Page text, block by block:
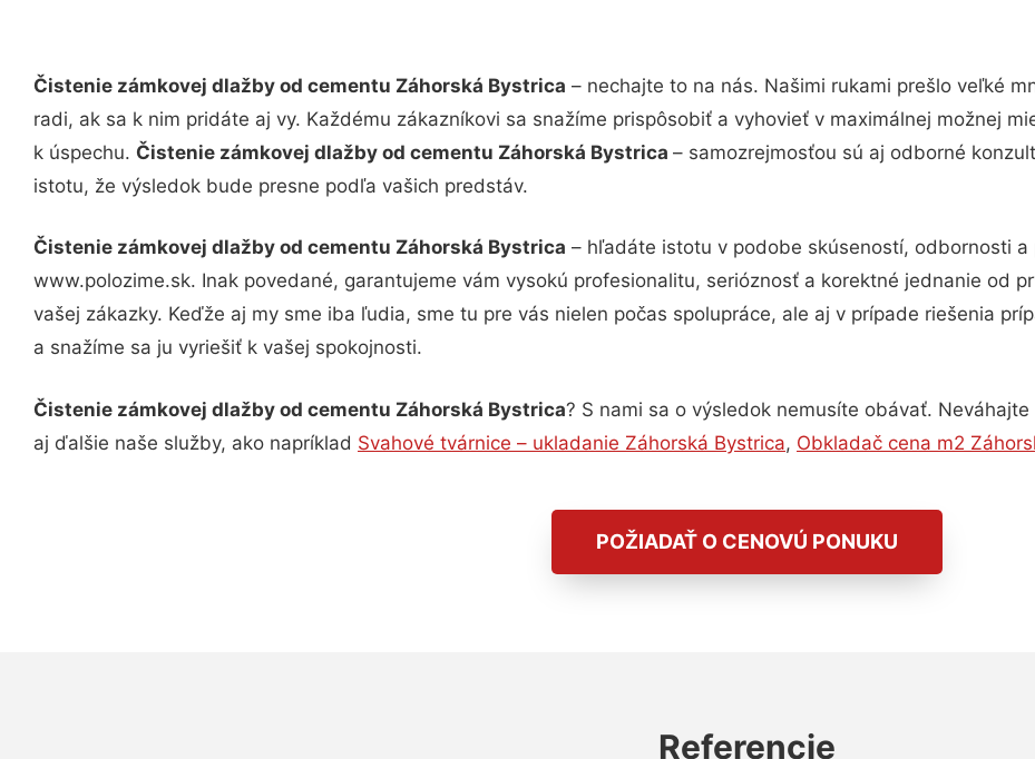
Čistenie zámkovej dlažby od cementu Záhorská Bystrica – nechajte to na nás. Našimi rukami prešlo veľké
radi, ak sa k nim pridáte aj vy. Každému zákazníkovi sa snažíme prispôsobiť a vyhovieť v maximálnej možnej
k úspechu. Čistenie zámkovej dlažby od cementu Záhorská Bystrica – samozrejmosťou sú aj odborné
istotu, že výsledok bude presne podľa vašich predstáv.
Čistenie zámkovej dlažby od cementu Záhorská Bystrica – hľadáte istotu v podobe skúseností, odbornosti
www.polozime.sk. Inak povedané, garantujeme vám vysokú profesionalitu, serióznosť a korektné jednanie od
vašej zákazky. Keďže aj my sme iba ľudia, sme tu pre vás nielen počas spolupráce, ale aj v prípade riešenia
a snažíme sa ju vyriešiť k vašej spokojnosti.
Čistenie zámkovej dlažby od cementu Záhorská Bystrica? S nami sa o výsledok nemusíte obávať.
aj ďalšie naše služby, ako napríklad Svahové tvárnice – ukladanie Záhorská Bystrica, Obkladač cena m2
POŽIADAŤ O CENOVÚ PONUKU
Referencie